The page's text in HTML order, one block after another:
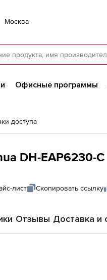
Москва
Офисные программы
доступа
DH-EAP6230-C
лист Скопировать ссылку
Отзывы Доставка и